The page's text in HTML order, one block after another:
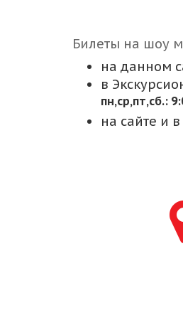
Билеты на шоу
на данном
в
пн,cр,пт,сб.:
на сайте и в